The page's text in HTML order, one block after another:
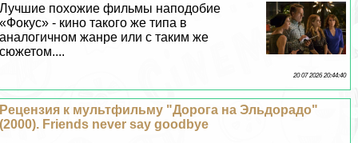
Лучшие похожие фильмы наподобие
«Фокус» - кино такого же типа в
аналогичном жанре или с таким же
сюжетом....
20 07 2026 20:44:40
Рецензия к мультфильму "Дорога на Эльдорадо"
(2000). Friends never say goodbye